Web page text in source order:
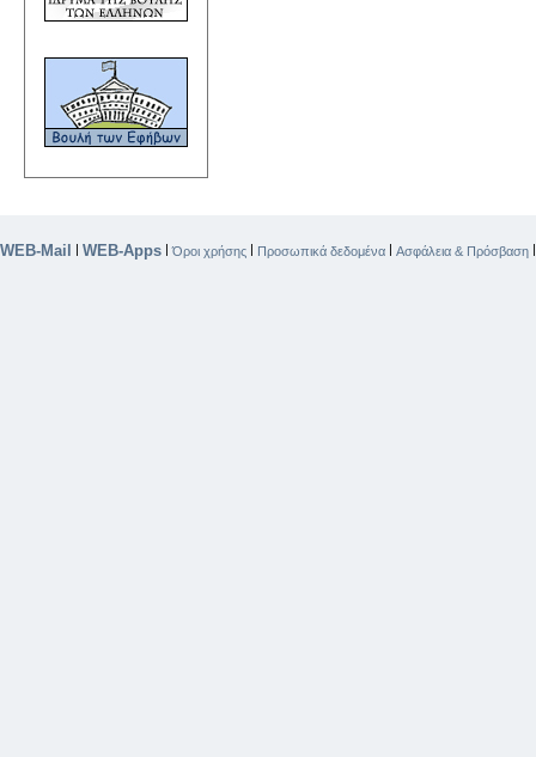
WEB-Mail WEB-Apps |Όροι χρήσης Προσωπικά δεδομένα Ασφάλεια & Πρόσβαση